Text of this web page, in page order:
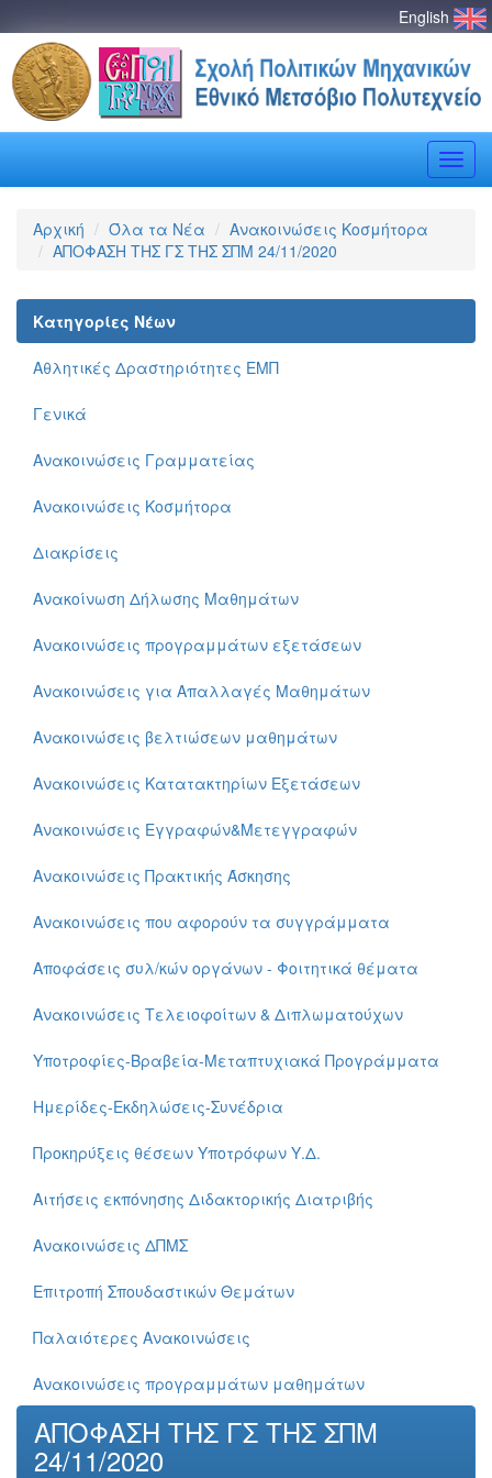
English
Toggle
Αρχική Όλα τα Νέα
Ανακοινώσεις Κοσμήτορα
ΑΠΟΦΑΣΗ ΤΗΣ ΓΣ ΤΗΣ ΣΠΜ 24/11/2020
Κατηγορίες Νέων
Αθλητικές Δραστηριότητες ΕΜΠ
Γενικά
Ανακοινώσεις Γραμματείας
Ανακοινώσεις Κοσμήτορα
Διακρίσεις
Ανακοίνωση Δήλωσης Μαθημάτων
Ανακοινώσεις προγραμμάτων εξετάσεων
Ανακοινώσεις για Απαλλαγές Μαθημάτων
Ανακοινώσεις βελτιώσεων μαθημάτων
Ανακοινώσεις Κατατακτηρίων Εξετάσεων
Ανακοινώσεις Εγγραφών&Μετεγγραφών
Ανακοινώσεις Πρακτικής Άσκησης
Ανακοινώσεις που αφορούν τα συγγράμματα
Αποφάσεις συλ/κών οργάνων - Φοιτητικά θέματα
Ανακοινώσεις Τελειοφοίτων & Διπλωματούχων
Υποτροφίες-Βραβεία-Μεταπτυχιακά Προγράμματα
Ημερίδες-Εκδηλώσεις-Συνέδρια
Προκηρύξεις θέσεων Υποτρόφων Υ.Δ.
Αιτήσεις εκπόνησης Διδακτορικής Διατριβής
Ανακοινώσεις ΔΠΜΣ
Επιτροπή Σπουδαστικών Θεμάτων
Παλαιότερες Ανακοινώσεις
Ανακοινώσεις προγραμμάτων μαθημάτων
ΑΠΟΦΑΣΗ ΤΗΣ ΓΣ ΤΗΣ ΣΠΜ
24/11/2020